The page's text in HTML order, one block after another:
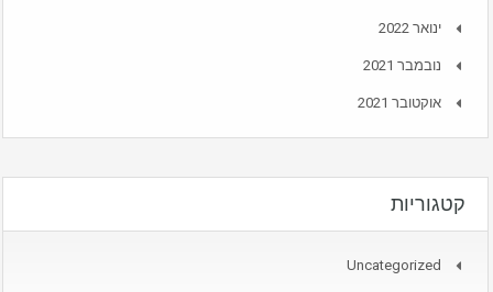
ינואר 2022
נובמבר 2021
אוקטובר 2021
קטגוריות
Uncategorized